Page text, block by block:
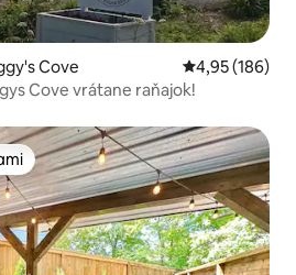
Cove Priemerné
4,95 (186)
Cove vrátane raňajok!